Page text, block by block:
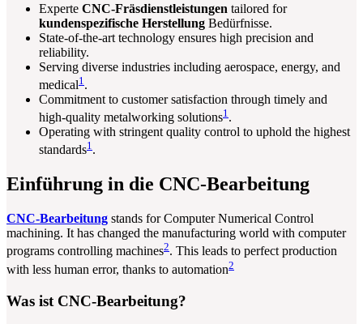
Experte CNC-Fräsdienstleistungen tailored for
kundenspezifische Herstellung Bedürfnisse.
State-of-the-art technology ensures high precision and
reliability.
Serving diverse industries including aerospace, energy, and
medical1 .
Commitment to customer satisfaction through timely and
high-quality metalworking solutions1 .
Operating with stringent quality control to uphold the highest
standards1.
Einführung in die CNC-Bearbeitung
CNC-Bearbeitung stands for Computer Numerical Control
machining. It has changed the manufacturing world with computer
programs controlling machines2. This leads to perfect production
with less human error, thanks to automation2
Was ist CNC-Bearbeitung?